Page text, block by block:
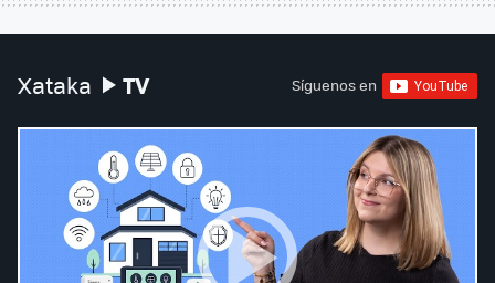
Xataka TV Síguenos en